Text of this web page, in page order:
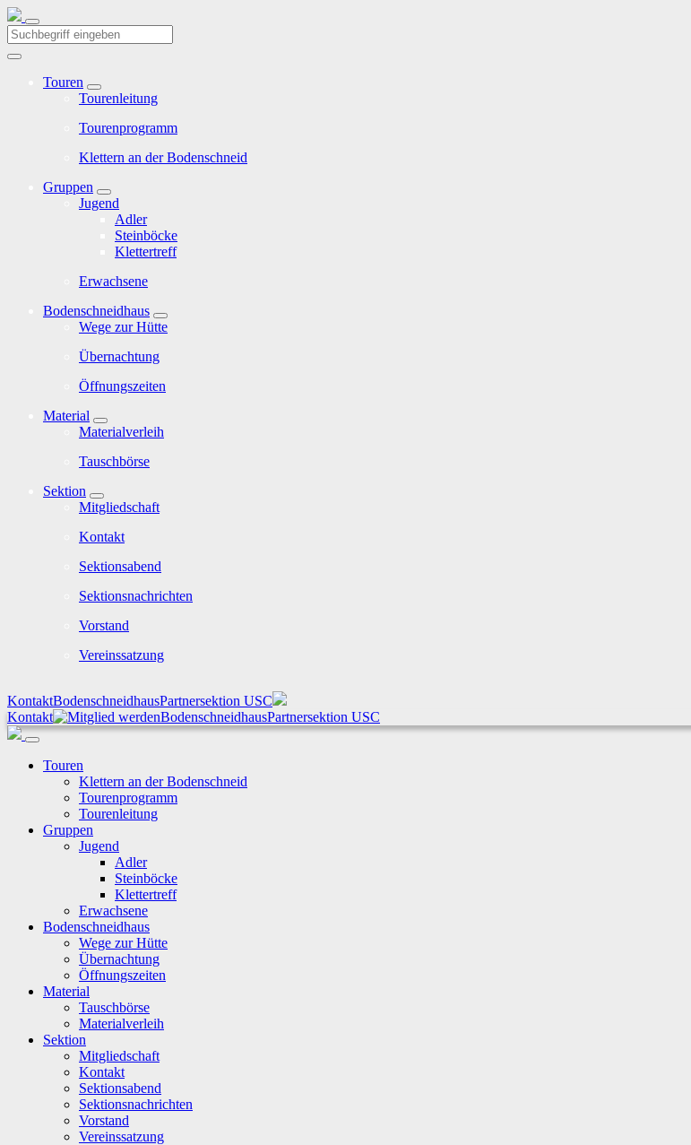
Touren
Tourenleitung
Tourenprogramm
Klettern an der Bodenschneid
Gruppen
Jugend
Adler
Steinböcke
Klettertreff
Erwachsene
Bodenschneidhaus
Wege zur Hütte
Übernachtung
Öffnungszeiten
Material
Materialverleih
Tauschbörse
Sektion
Mitgliedschaft
Kontakt
Sektionsabend
Sektionsnachrichten
Vorstand
Vereinssatzung
KontaktBodenschneidhausPartnersektion USC
Kontakt
BodenschneidhausPartnersektion USC
Touren
Klettern an der Bodenschneid
Tourenprogramm
Tourenleitung
Gruppen
Jugend
Adler
Steinböcke
Klettertreff
Erwachsene
Bodenschneidhaus
Wege zur Hütte
Übernachtung
Öffnungszeiten
Material
Tauschbörse
Materialverleih
Sektion
Mitgliedschaft
Kontakt
Sektionsabend
Sektionsnachrichten
Vorstand
Vereinssatzung